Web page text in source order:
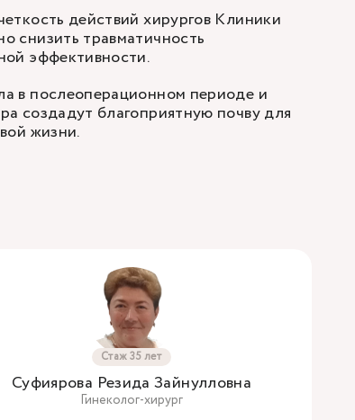
действий хирургов Клиники
снизить травматичность
эффективности.
в послеоперационном периоде и
создадут благоприятную почву для
жизни.
Стаж 35 лет
Суфиярова Резида Зайнулловна
Гинеколог-хирург